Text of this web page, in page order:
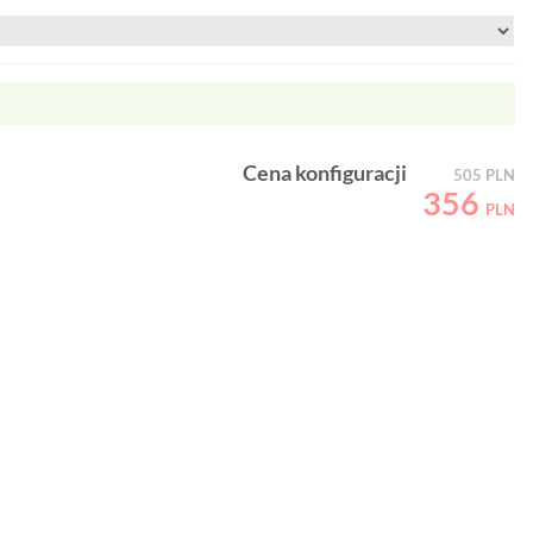
Cena konfiguracji 505 PLN
356 PLN